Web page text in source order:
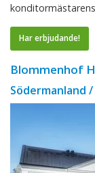
Har erbjudande!
Blommenhof
Södermanland